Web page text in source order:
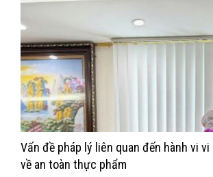
Vấn đề pháp lý liên quan đến hành vi
về an toàn thực phẩm